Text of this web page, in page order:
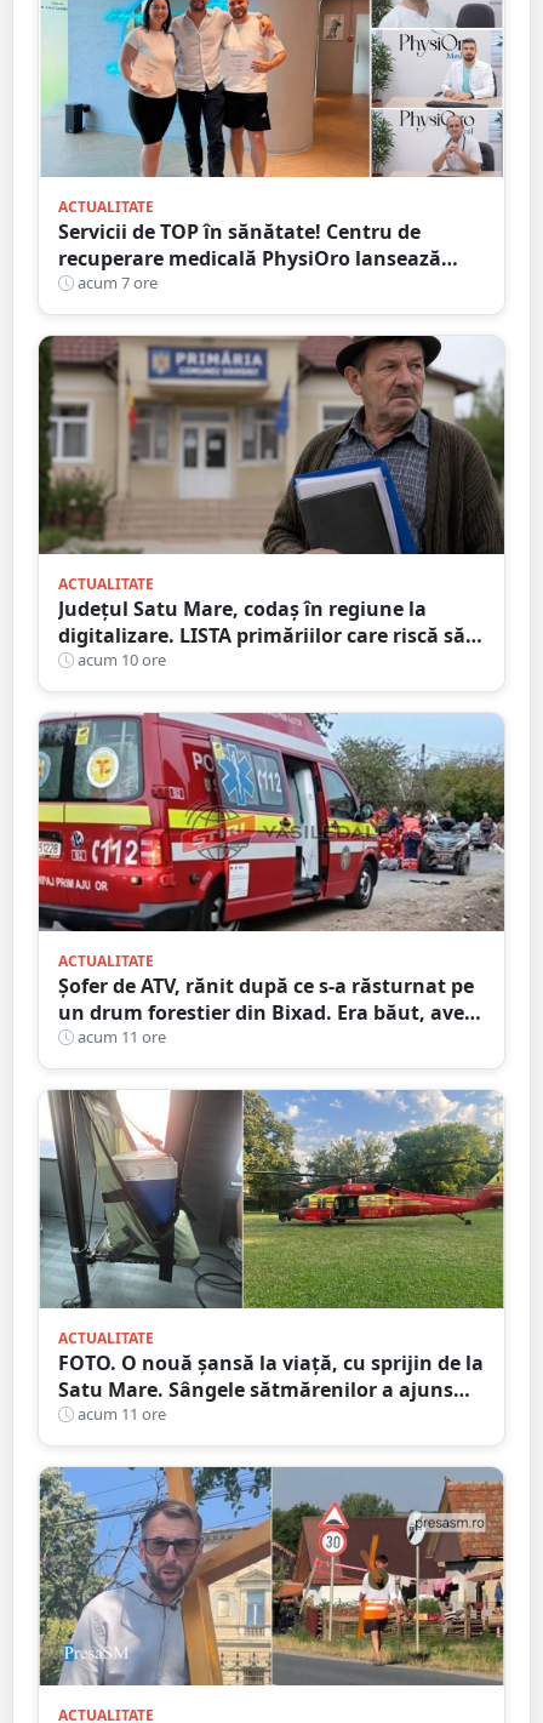
ACTUALITATE
Servicii de TOP în sănătate! Centru de
recuperare medicală PhysiOro lansează
Divizia medicală PhysiOro
acum 7 ore
ACTUALITATE
Județul Satu Mare, codaș în regiune la
digitalizare. LISTA primăriilor care riscă să
piardă bani de la buget
acum 10 ore
ACTUALITATE
Șofer de ATV, rănit după ce s-a răsturnat pe
un drum forestier din Bixad. Era băut, avea
permisul anulat, iar vehiculul nu era
înmatriculat
acum 11 ore
ACTUALITATE
FOTO. O nouă șansă la viață, cu sprijin de la
Satu Mare. Sângele sătmărenilor a ajuns
într-o misiune contra cronometru pentru
un transplant hepatic
acum 11 ore
ACTUALITATE